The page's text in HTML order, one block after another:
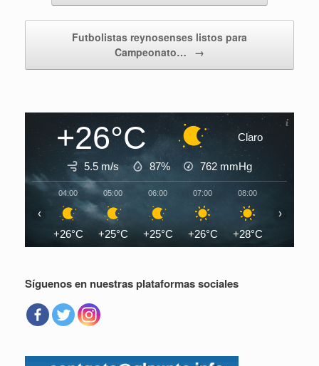
Futbolistas reynosenses listos para
Campeonato…
→
+26°C Claro
5.5 m/s 87% 762 mmHg
04:00
+26°C
05:00
+25°C
06:00
+25°C
07:00
+26°C
08:00
+28°C
‹ ›
Síguenos en nuestras plataformas sociales